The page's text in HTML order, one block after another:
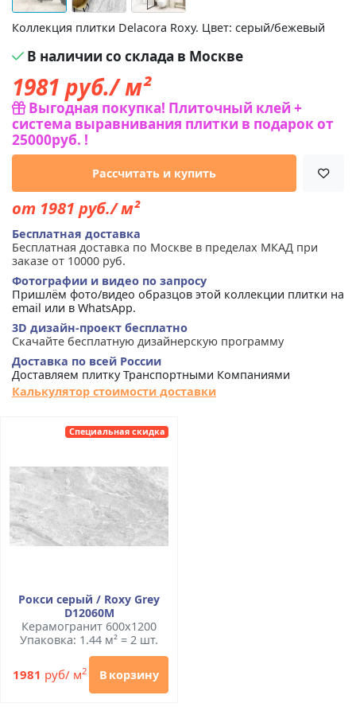
Коллекция плитки Delacora Roxy. Цвет: серый/бежевый
В наличии со склада в Москве
1981 руб./ м²
Выгодная покупка! Плиточный клей +
система выравнивания плитки в подарок от
25000руб. !
Рассчитать и купить
от 1981 руб./ м²
Бесплатная доставка
Бесплатная доставка по Москве в пределах МКАД при
заказе от 10000 руб.
Фотографии и видео по запросу
Пришлём фото/видео образцов этой коллекции плитки на
email или в WhatsApp.
3D дизайн-проект бесплатно
Скачайте бесплатную дизайнерскую программу
Доставка по всей России
Доставляем плитку Транспортными Компаниями
Калькулятор стоимости доставки
Специальная скидка
Рокси серый / Roxy Grey
D12060M
Керамогранит 600x1200
Упаковка: 1.44 м² = 2 шт.
1981 руб/ м2 В корзину